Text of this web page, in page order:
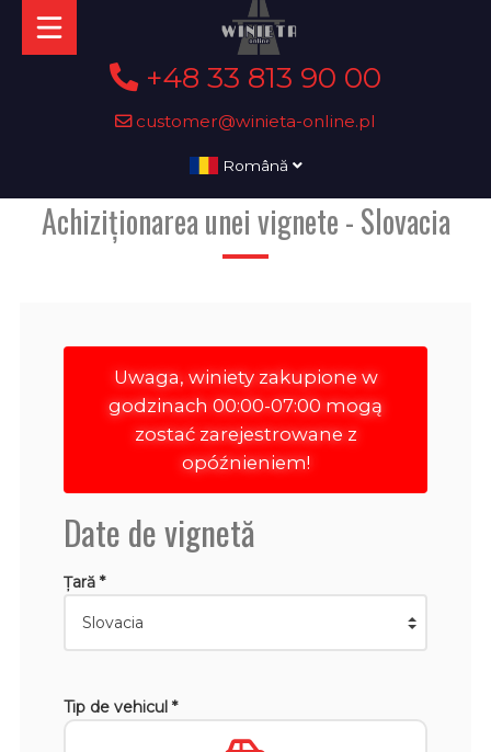
+48 33 813 90 00
customer@winieta-online.pl
Română
Achiziționarea unei vignete - Slovacia
Uwaga, winiety zakupione w
godzinach 00:00-07:00 mogą
zostać zarejestrowane z
opóźnieniem!
Date de vignetă
Țară *
Tip de vehicul *